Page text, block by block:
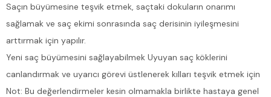
Saçın büyümesine teşvik etmek, saçtaki dokuların onarımı
sağlamak ve saç ekimi sonrasında saç derisinin iyileşmesini
arttırmak için yapılır.
Yeni saç büyümesini sağlayabilmek Uyuyan saç köklerini
canlandırmak ve uyarıcı görevi üstlenerek kılları teşvik etmek için
Not: Bu değerlendirmeler kesin olmamakla birlikte hastaya genel